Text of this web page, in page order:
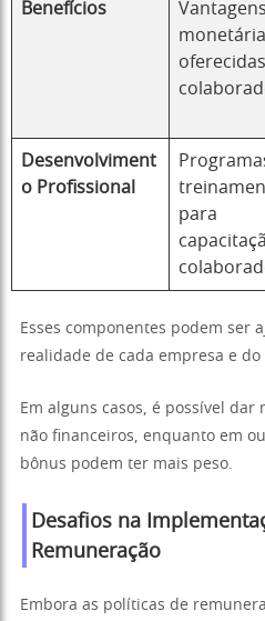
Benefícios
Desenvolviment
o Profissional
para
Esses componentes podem ser
realidade de cada empresa e
Em alguns casos, é possível dar
não financeiros, enquanto em
bônus podem ter mais peso.
Desafios na
Remuneração
Embora as políticas de